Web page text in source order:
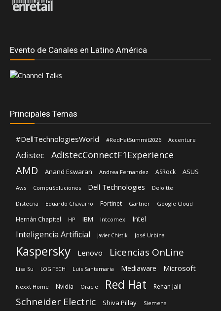
Evento de Canales en Latino América
Principales Temas
#DellTechnologiesWorld #RedHatSummit2026 Accenture
Adistec AdistecConnectF1Experience
AMD Anand Eswaran Andrea Fernandez ASRock ASUS
Aws CompuSoluciones Dell Technologies Deloitte
Distecna Eduardo Chavarro Fortinet Gartner Google Cloud
Hernán Chapitel HP IBM Intcomex Intel
Inteligencia Artificial Javier Chistik José Urbina
Kaspersky Lenovo Licencias OnLine
Lisa Su LOGITECH Luis Santamaria Mediaware Microsoft
Nexxt Home Nvidia Oracle Red Hat Rehan Jalil
Schneider Electric Shiva Pillay Siemens